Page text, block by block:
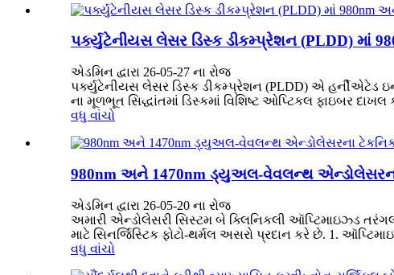
પર્ક્યુટેનીયસ લેસર ડિસ્ક ડીકમ્પ્રેશન (PLDD) માં
એડમિન દ્વારા 26-05-27 ના રોજ
પર્ક્યુટેનીયસ લેસર ડિસ્ક ડીકમ્પ્રેશન (PLDD) એ હર્નીએટેડ
ના મૂળભૂત સિદ્ધાંતમાં ડિસ્કમાં વિશિષ્ટ ઓપ્ટિકલ ફાઇબર
વધુ વાંચો
980nm અને 1470nm ડ્યુઅલ-વેવલન્થ
એડમિન દ્વારા 26-05-20 ના રોજ
અમારી એન્ડોલેસરી સિસ્ટમ બે ક્લિનિકલી ઑપ્ટિમાઇઝ્ડ
માટે સિનર્જિસ્ટિક ફોટો-થર્મલ અસરો પ્રદાન કરે છે. 1.
વધુ વાંચો